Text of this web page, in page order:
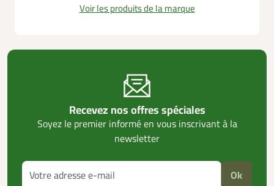
Voir les produits de la marque
Recevez nos offres spéciales
Soyez le premier informé en vous inscrivant à la
newsletter
Ok